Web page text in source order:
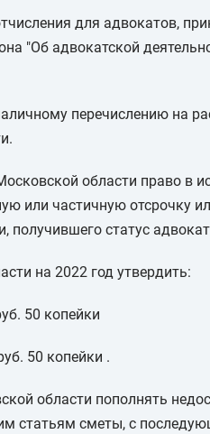
для адвокатов,
"Об адвокатской
перечислению на
области право в
или частичную отсрочку
получившего статус
на 2022 год утвердить:
50 копейки
50 копейки .
области пополнять
статьям сметы, с